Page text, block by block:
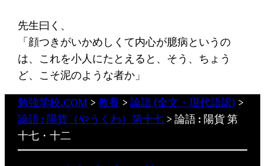
先生曰く、
「顔つきがいかめしくて内心が臆病というの
は、これを小人にたとえると、そう、ちょう
ど、こそ泥のような者か」
勉強学校.COM >教養 >論語 (全文・現代語訳) >
論語 : 陽貨（やうくわ）第十七 >論語 : 陽貨 第
十七・十二